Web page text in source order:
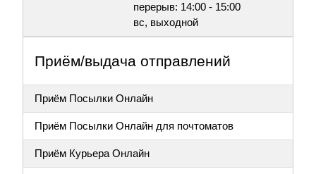
перерыв: 14:00 - 15:00
вс, выходной
Приём/выдача отправлений
Приём Посылки Онлайн
Приём Посылки Онлайн для почтоматов
Приём Курьера Онлайн